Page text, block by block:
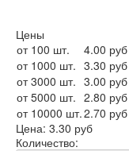
Цены
от 100 шт.
4.00 руб
от 1000 шт. 3.30 руб
от 3000 шт. 3.00 руб
от 5000 шт. 2.80 руб
от 10000 шт.2.70 руб
Цена: 3.30 руб
Количество: